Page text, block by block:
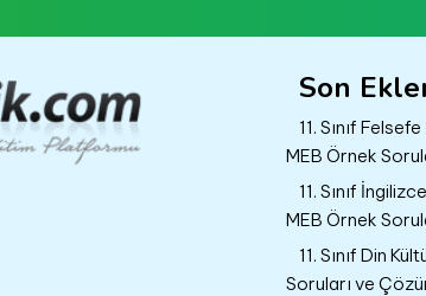
Son
11. Sınıf
MEB Örnek
11. Sınıf
MEB Örnek
11. Sınıf Din
Soruları ve